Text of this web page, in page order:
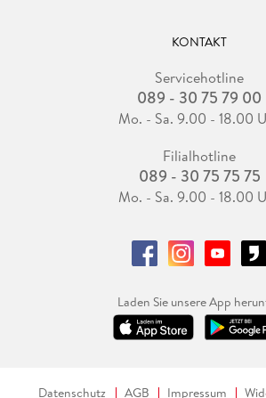
KONTAKT
Servicehotline
089 - 30 75 79 00
Mo. - Sa. 9.00 - 18.00
Filialhotline
089 - 30 75 75 75
Mo. - Sa. 9.00 - 18.00
Laden Sie unsere App
Datenschutz AGB Impressum